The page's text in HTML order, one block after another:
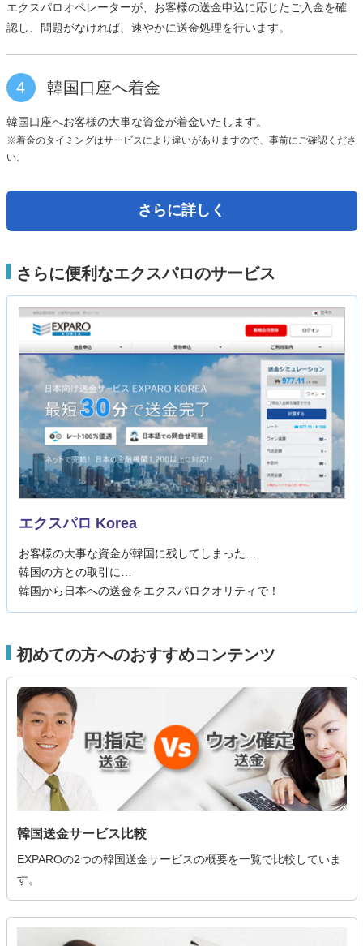
エクスパロオペレーターが、お客様の送金申込に応じたご入金を確
認し、問題がなければ、速やかに送金処理を行います。
4 韓国口座へ着金
韓国口座へお客様の大事な資金が着金いたします。
※着金のタイミングはサービスにより違いがありますので、事前にご確認くださ
い。
さらに詳しく
さらに便利なエクスパロのサービス
エクスパロ Korea
お客様の大事な資金が韓国に残してしまった…
韓国の方との取引に…
韓国から日本への送金をエクスパロクオリティで！
初めての方へのおすすめコンテンツ
韓国送金サービス比較
EXPAROの2つの韓国送金サービスの概要を一覧で比較していま
す。